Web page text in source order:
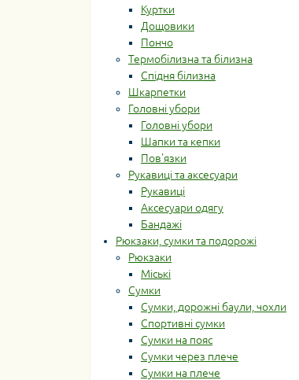
Куртки
Дощовики
Пончо
Термобілизна та білизна
Спідня білизна
Шкарпетки
Головні убори
Головні убори
Шапки та кепки
Пов'язки
Рукавиці та аксесуари
Рукавиці
Аксесуари одягу
Бандажі
Рюкзаки, сумки та подорожі
Рюкзаки
Міські
Сумки
Сумки, дорожні баули, чохли
Спортивні сумки
Сумки на пояс
Сумки через плече
Сумки на плече